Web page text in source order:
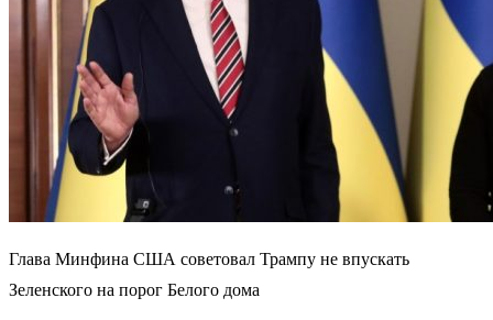
Глава Минфина США советовал Трампу не впускать
Зеленского на порог Белого дома